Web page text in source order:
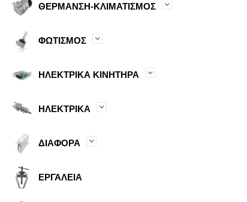
ΘΕΡΜΑΝΣΗ-ΚΛΙΜΑΤΙΣΜΟΣ
ΦΩΤΙΣΜΟΣ
ΗΛΕΚΤΡΙΚΑ ΚΙΝΗΤΗΡΑ
ΗΛΕΚΤΡΙΚΑ
ΔΙΑΦΟΡΑ
ΕΡΓΑΛΕΙΑ